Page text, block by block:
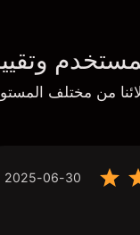
من مختلف
2025-06-30